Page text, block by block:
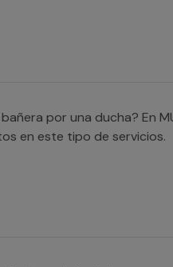
por una ducha? En
en este tipo de servicios.